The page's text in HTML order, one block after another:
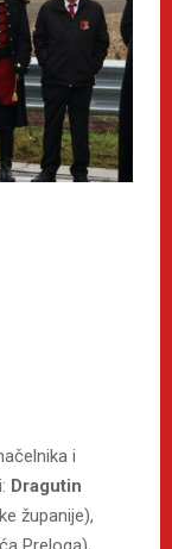
i
Dragutin
županije),